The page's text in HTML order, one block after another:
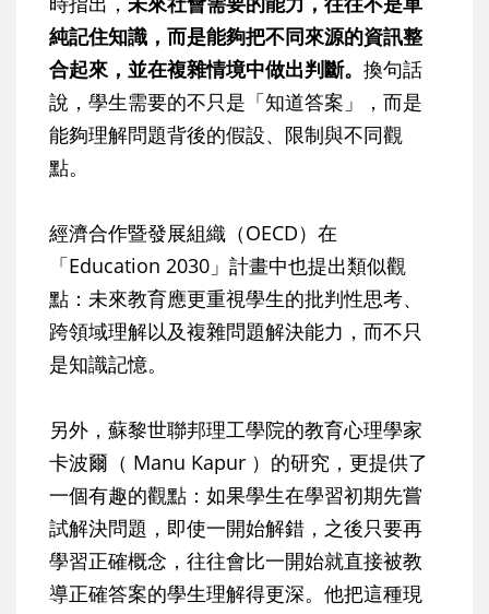
純記住知識，而是能夠把不同來源的資訊整
合起來，並在複雜情境中做出判斷。 換句話
說，學生需要的不只是「知道答案」，而是
能夠理解問題背後的假設、限制與不同觀
點。
經濟合作暨發展組織（OECD）在
「Education 2030」計畫中也提出類似觀
點：未來教育應更重視學生的批判性思考、
跨領域理解以及複雜問題解決能力，而不只
是知識記憶。
另外，蘇黎世聯邦理工學院的教育心理學家
卡波爾（ Manu Kapur ）的研究，更提供了
一個有趣的觀點：如果學生在學習初期先嘗
試解決問題，即使一開始解錯，之後只要再
學習正確概念，往往會比一開始就直接被教
導正確答案的學生理解得更深。他把這種現